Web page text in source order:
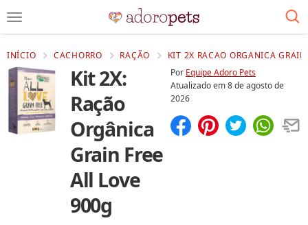
INÍCIO CACHORRO RAÇÃO KIT 2X RACAO ORGANICA
Kit 2X:
Ração
Orgânica
Grain Free
All Love
900g
Por Equipe Adoro Pets
Atualizado em8 de agosto de
2026